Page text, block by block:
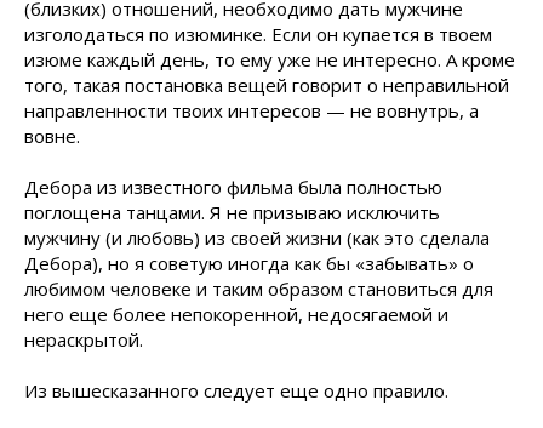
(близких) отношений, необходимо дать мужчине
изголодаться по изюминке. Если он купается в твоем
изюме каждый день, то ему уже не интересно. А кроме
того, такая постановка вещей говорит о неправильной
направленности твоих интересов — не вовнутрь, а
вовне.
Дебора из известного фильма была полностью
поглощена танцами. Я не призываю исключить
мужчину (и любовь) из своей жизни (как это сделала
Дебора), но я советую иногда как бы «забывать» о
любимом человеке и таким образом становиться для
него еще более непокоренной, недосягаемой и
нераскрытой.
Из вышесказанного следует еще одно правило.